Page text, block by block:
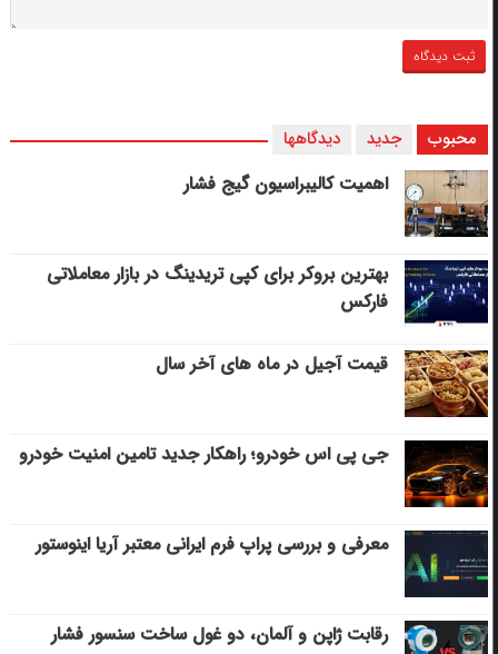
محبوب جدید دیدگاهها
اهمیت کالیبراسیون گیج فشار
بهترین بروکر برای کپی‌ تریدینگ در بازار معاملاتی
فارکس
قیمت آجیل در ماه های آخر سال
جی پی اس خودرو؛ راهکار جدید تامین امنیت خودرو
معرفی و بررسی پراپ فرم ایرانی معتبر آریا اینوستور
رقابت ژاپن و آلمان، دو غول ساخت سنسور فشار